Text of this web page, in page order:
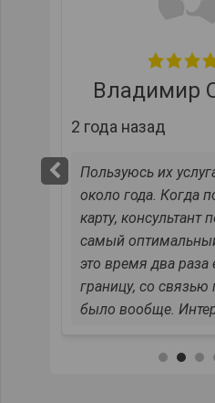
Владимир
2 года назад
Пользуюсь их
около года. Когда
карту, консультант
самый
это время два раза
границу, со
было вообще.
скоростью. Обо
1 2 3